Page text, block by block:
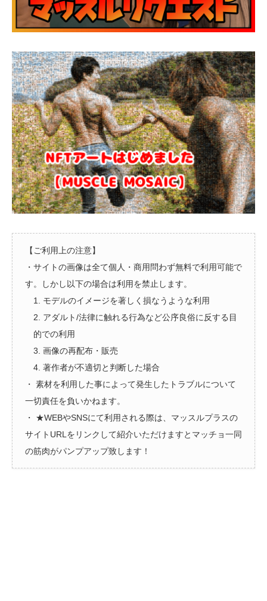
【ご利用上の注意】
・サイトの画像は全て個人・商用問わず無料で利用可能で
す。しかし以下の場合は利用を禁止します。
1. モデルのイメージを著しく損なうような利用
2. アダルト/法律に触れる行為など公序良俗に反する目
的での利用
3. 画像の再配布・販売
4. 著作者が不適切と判断した場合
・ 素材を利用した事によって発生したトラブルについて
一切責任を負いかねます。
・ ★WEBやSNSにて利用される際は、マッスルプラスの
サイトURLをリンクして紹介いただけますとマッチョ一同
の筋肉がパンプアップ致します！